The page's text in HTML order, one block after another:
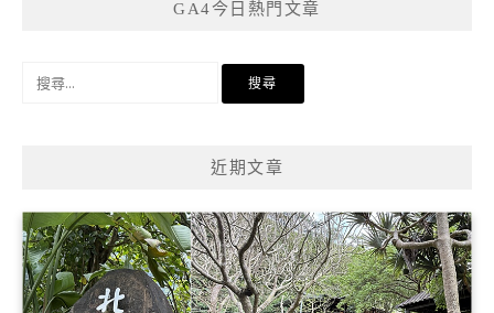
GA4今日熱門文章
近期文章